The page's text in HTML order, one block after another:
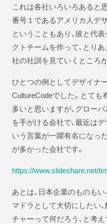
これは各社いろいろあると
番号１であるアメリカ人デ
ということもあり、彼と代
クトチームを作って、とり
社の社訓を見ていくところ
ひとつの例としてデザイナ
CultureCodeでした。とて
多いと思いますが、グロー
を手がける会社で、最近はデ
いう言葉が一躍有名になっ
が多かった会社です。
https://www.slideshare.net/
あとは、日本企業のものも
マドラとして大切にしたい
チャーって何だろう、と考え